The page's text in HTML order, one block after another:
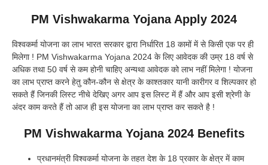
PM Vishwakarma Yojana Apply 2024
विश्वकर्मा योजना का लाभ भारत सरकार द्वारा निर्धारित 18 कामों में से किसी एक पर ही
मिलेगा ! PM Vishwakarma Yojana 2024 के लिए आवेदक की उम्र 18 वर्ष से
अधिक तथा 50 वर्ष से कम होनी चाहिए अन्यथा आवेदक को लाभ नहीं मिलेगा ! योजना
का लाभ प्राप्त करने हेतु कौन-कौन से क्षेत्र के काश्तकार यानी कारीगर व शिल्पकार हो
सकते हैं जिनकी लिस्ट नीचे देखिए अगर आप इस लिस्ट में हैं और आप इसी श्रेणी के
अंदर काम करते हैं तो आज ही इस योजना का लाभ प्राप्त कर सकते है !
PM Vishwakarma Yojana 2024 Benefits
प्रधानमंत्री विश्वकर्मा योजना के तहत देश के 18 प्रकार के क्षेत्र में काम